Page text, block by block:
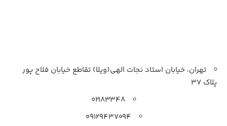
تهران، خیابان استاد نجات الهی(ویلا) تقاطع خیابان فلاح پور
پلاک 37
۰۲۱۸۳۳۴۸
۰۹۱۲۹۴۳۷۰۹۴